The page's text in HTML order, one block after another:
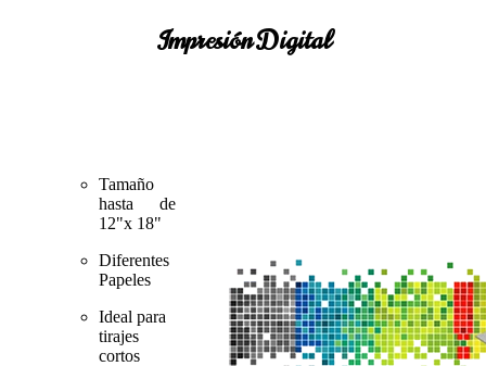
Impresión Digital
Tamaño
hasta de
12"x 18"
Diferentes
Papeles
Ideal para
tirajes
cortos